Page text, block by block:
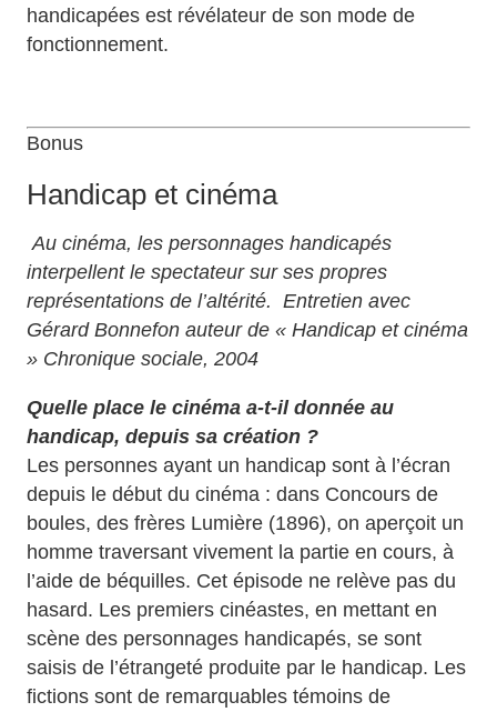
handicapées est révélateur de son mode de
fonctionnement.
Bonus
Handicap et cinéma
Au cinéma, les personnages handicapés
interpellent le spectateur sur ses propres
représentations de l’altérité. Entretien avec
Gérard Bonnefon auteur de « Handicap et cinéma
» Chronique sociale, 2004
Quelle place le cinéma a-t-il donnée au
handicap, depuis sa création ?
Les personnes ayant un handicap sont à l’écran
depuis le début du cinéma : dans Concours de
boules, des frères Lumière (1896), on aperçoit un
homme traversant vivement la partie en cours, à
l’aide de béquilles. Cet épisode ne relève pas du
hasard. Les premiers cinéastes, en mettant en
scène des personnages handicapés, se sont
saisis de l’étrangeté produite par le handicap. Les
fictions sont de remarquables témoins de